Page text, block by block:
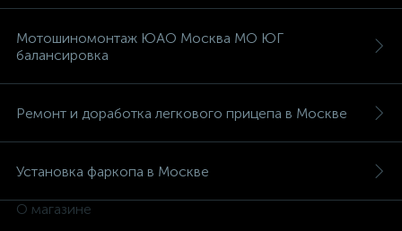
Мотошиномонтаж ЮАО Москва МО ЮГ
балансировка
Ремонт и доработка легкового прицепа в Москве
Установка фаркопа в Москве
О магазине